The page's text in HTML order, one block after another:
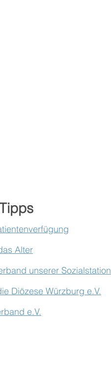
Alter
unserer Sozialstation
Diözese Würzburg e.V.
e.V.